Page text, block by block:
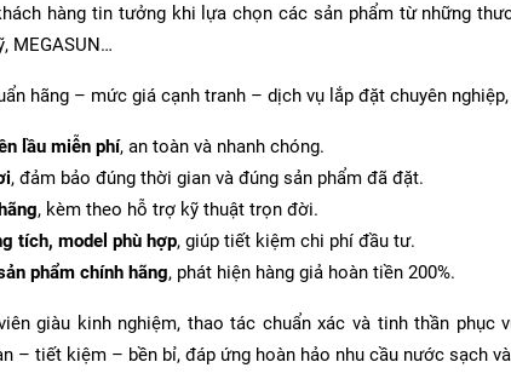
hàng tin tưởng khi lựa chọn các sản phẩm từ những
MEGASUN…
hãng – mức giá cạnh tranh – dịch vụ lắp đặt chuyên
lầu miễn phí, an toàn và nhanh chóng.
, đảm bảo đúng thời gian và đúng sản phẩm đã đặt.
, kèm theo hỗ trợ kỹ thuật trọn đời.
tích, model phù hợp, giúp tiết kiệm chi phí đầu tư.
phẩm chính hãng, phát hiện hàng giả hoàn tiền 200%.
giàu kinh nghiệm, thao tác chuẩn xác và tinh thần phục
– tiết kiệm – bền bỉ, đáp ứng hoàn hảo nhu cầu nước sạch